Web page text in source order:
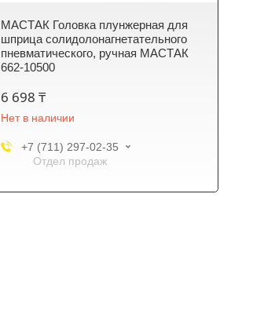
МАСТАК Головка плунжерная для
шприца солидолонагнетательного
пневматического, ручная МАСТАК
662-10500
6 698 ₸
Нет в наличии
+7 (711) 297-02-35
Отдел продаж